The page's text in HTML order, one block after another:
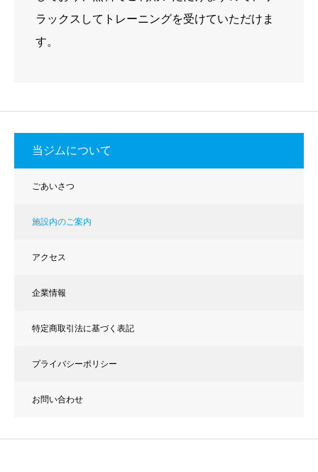
ラックスしてトレーニングを受けていただけま
す。
当ジムについて
ごあいさつ
施設内のご案内
アクセス
企業情報
特定商取引法に基づく表記
プライバシーポリシー
お問い合わせ